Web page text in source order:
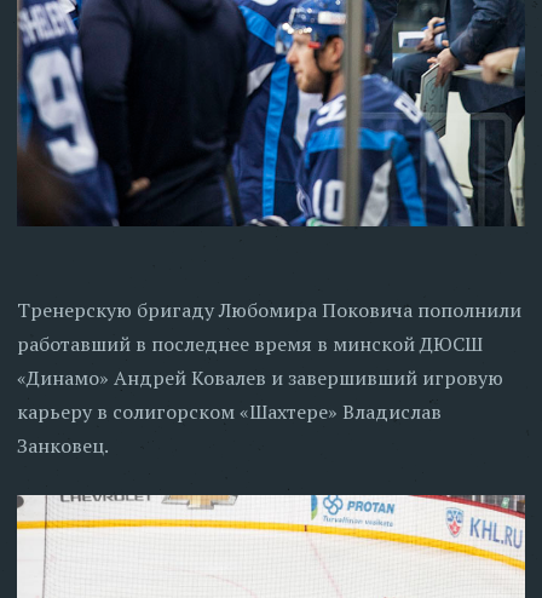
Тренерскую бригаду Любомира Поковича пополнили
работавший в последнее время в минской ДЮСШ
«Динамо» Андрей Ковалев и завершивший игровую
карьеру в солигорском «Шахтере» Владислав
Занковец.